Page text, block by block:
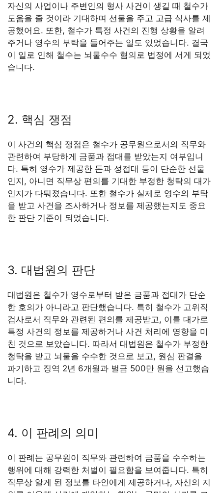
자신의 사업이나 주변인의 형사 사건이 생길 때 철수가
도움을 줄 것이라 기대하며 선물을 주고 고급 식사를 제
공했어요. 또한, 철수가 특정 사건의 진행 상황을 알려
주거나 영수의 부탁을 들어주는 일도 있었습니다. 결국
이 일로 인해 철수는 뇌물수수 혐의로 법정에 서게 되었
습니다.
2. 핵심 쟁점
이 사건의 핵심 쟁점은 철수가 공무원으로서의 직무와
관련하여 부당하게 금품과 접대를 받았는지 여부입니
다. 특히 영수가 제공한 돈과 성접대 등이 단순한 선물
인지, 아니면 직무상 편의를 기대한 부정한 청탁의 대가
인지가 다퉈졌습니다. 또한 철수가 실제로 영수의 부탁
을 받고 사건을 조사하거나 정보를 제공했는지도 중요
한 판단 기준이 되었습니다.
3. 대법원의 판단
대법원은 철수가 영수로부터 받은 금품과 접대가 단순
한 호의가 아니라고 판단했습니다. 특히 철수가 고위직
검사로서 직무와 관련된 편의를 제공받고, 이를 대가로
특정 사건의 정보를 제공하거나 사건 처리에 영향을 미
친 것으로 보았습니다. 따라서 대법원은 철수가 부정한
청탁을 받고 뇌물을 수수한 것으로 보고, 원심 판결을
파기하고 징역 2년 6개월과 벌금 500만 원을 선고했습
니다.
4. 이 판례의 의미
이 판례는 공무원이 직무와 관련하여 금품을 수수하는
행위에 대해 강력한 처벌이 필요함을 보여줍니다. 특히
직무상 알게 된 정보를 타인에게 제공하거나, 자신의 지